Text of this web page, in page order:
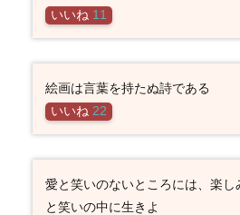
いいね 11
絵画は言葉を持たぬ詩である
いいね 22
愛と笑いのないところには、楽し
と笑いの中に生きよ